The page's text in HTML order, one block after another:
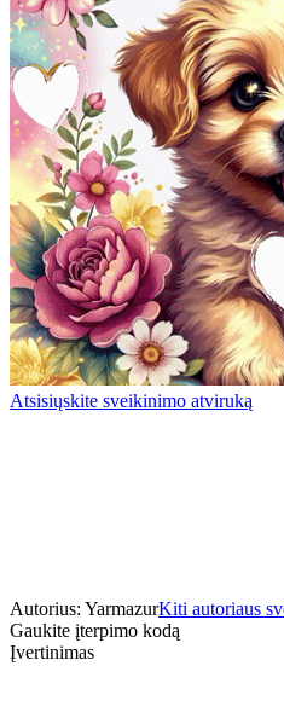
Atsisiųskite sveikinimo atviruką
Autorius: YarmazurKiti autoriaus
Gaukite įterpimo kodą
Įvertinimas